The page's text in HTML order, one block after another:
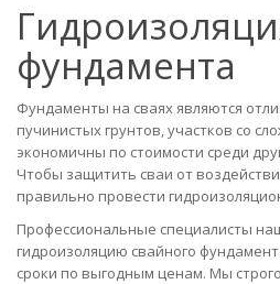
фундамента
Фундаменты на сваях являются
пучинистых грунтов, участков со
экономичны по стоимости среди
Чтобы защитить сваи от
правильно провести
Профессиональные специалисты
гидроизоляцию свайного
сроки по выгодным ценам. Мы